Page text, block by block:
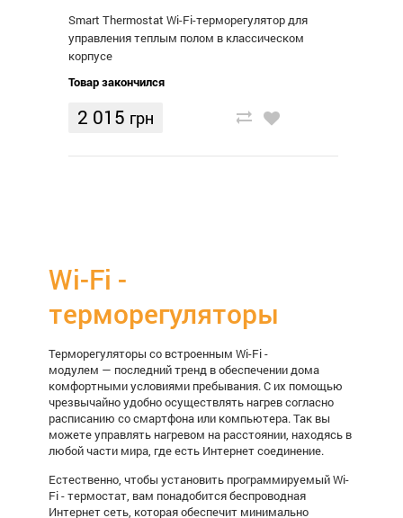
Smart Thermostat Wi-Fi-терморегулятор для
управления теплым полом в классическом
корпусе
Товар закончился
2 015 грн
Wi-Fi -
терморегуляторы
Терморегуляторы со встроенным Wi-Fi -
модулем — последний тренд в обеспечении дома
комфортными условиями пребывания. С их помощью
чрезвычайно удобно осуществлять нагрев согласно
расписанию со смартфона или компьютера. Так вы
можете управлять нагревом на расстоянии, находясь в
любой части мира, где есть Интернет соединение.
Естественно, чтобы установить программируемыйWi-
Fi - термостат, вам понадобится беспроводная
Интернет сеть, которая обеспечит минимально